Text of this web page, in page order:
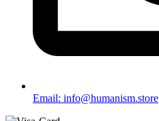
Email: info@humanism.store